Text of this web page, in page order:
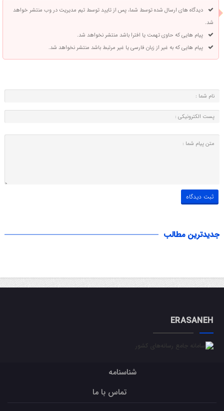
دیدگاه های ارسال شده توسط شما، پس از تایید توسط تیم مدیریت در وب منتشر خواهد
شد.
پیام هایی که حاوی تهمت یا افترا باشد منتشر نخواهد شد.
پیام هایی که به غیر از زبان فارسی یا غیر مرتبط باشد منتشر نخواهد شد.
جدیدترین مطالب
ERASANEH
شناسنامه
تماس با ما